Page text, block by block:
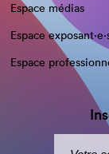
Espace médias
Espace
Espace